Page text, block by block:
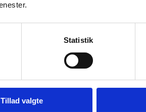
Statistik
Tillad valgte
i landene inden for vejledning.
mål for og organisering af
og praksis inden for
styrkes yderligere. Den skitserer,
sig og identificerer nøgletrends og
nye metoder og redskaber, som
fremhæver EU-Kommissionen